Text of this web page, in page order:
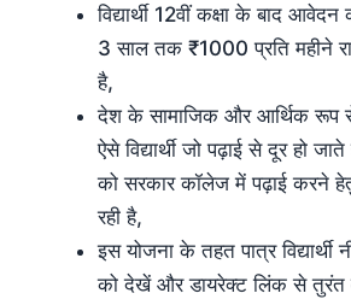
विद्यार्थी 12वीं कक्षा के बाद
3 साल तक ₹1000 प्रति महीने
है,
देश के सामाजिक और आर्थिक रूप
ऐसे विद्यार्थी जो पढ़ाई से दूर हो जाते
को सरकार कॉलेज में पढ़ाई करने
रही है,
इस योजना के तहत पात्र
को देखें और डायरेक्ट लिंक से तुरंत